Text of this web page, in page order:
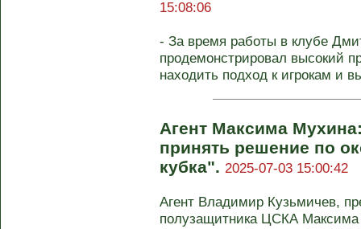
15:08:06
- За время работы в клубе
продемонстрировал высокий
находить подход к игрокам и
Агент Максима
принять решение по
кубка". 2025-07-03 15:00:42
Агент Владимир Кузьмичев,
полузащитника ЦСКА